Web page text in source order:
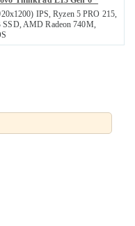
IPS, Ryzen 5 PRO 215,
SSD, AMD Radeon 740M,